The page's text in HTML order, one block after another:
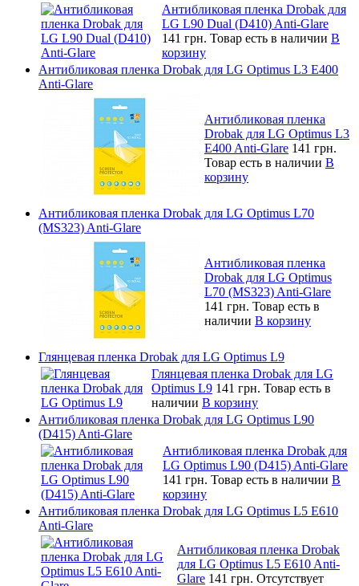
Антибликовая пленка Drobak для
LG L90 Dual (D410) Anti-Glare
141 грн. Товар есть в наличии В
корзину
Антибликовая пленка Drobak для LG Optimus L3 E400
Anti-Glare
Антибликовая пленка
Drobak для LG Optimus L3
E400 Anti-Glare 141 грн.
Товар есть в наличии В
корзину
Антибликовая пленка Drobak для LG Optimus L70
(MS323) Anti-Glare
Антибликовая пленка
Drobak для LG Optimus
L70 (MS323) Anti-Glare
141 грн. Товар есть в
наличии В корзину
Глянцевая пленка Drobak для LG Optimus L9
Глянцевая пленка Drobak для LG
Optimus L9 141 грн. Товар есть в
наличии В корзину
Антибликовая пленка Drobak для LG Optimus L90
(D415) Anti-Glare
Антибликовая пленка Drobak для
LG Optimus L90 (D415) Anti-Glare
141 грн. Товар есть в наличии В
корзину
Антибликовая пленка Drobak для LG Optimus L5 E610
Anti-Glare
Антибликовая пленка Drobak
для LG Optimus L5 E610 Anti-
Glare 141 грн. Отсутствует